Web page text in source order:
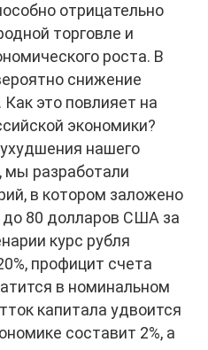
отрицательно
торговле и
роста. В
снижение
это повлияет на
экономики?
нашего
мы разработали
в котором заложено
80 долларов США за
курс рубля
профицит счета
в номинальном
капитала удвоится
составит 2%, а